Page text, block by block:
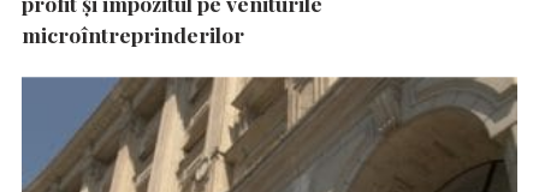
microîntreprinderilor